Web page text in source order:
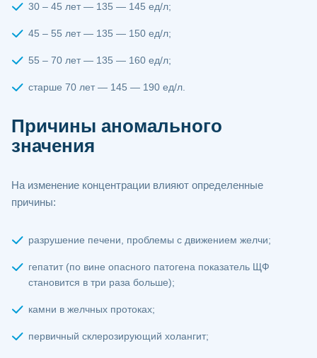
30 – 45 лет — 135 — 145 ед/л;
45 – 55 лет — 135 — 150 ед/л;
55 – 70 лет — 135 — 160 ед/л;
старше 70 лет — 145 — 190 ед/л.
Причины аномального
значения
На изменение концентрации влияют определенные
причины:
разрушение печени, проблемы с движением желчи;
гепатит (по вине опасного патогена показатель ЩФ
становится в три раза больше);
камни в желчных протоках;
первичный склерозирующий холангит;